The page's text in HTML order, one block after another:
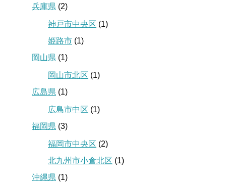
兵庫県 (2)
神戸市中央区 (1)
姫路市 (1)
岡山県 (1)
岡山市北区 (1)
広島県 (1)
広島市中区 (1)
福岡県 (3)
福岡市中央区 (2)
北九州市小倉北区 (1)
沖縄県 (1)